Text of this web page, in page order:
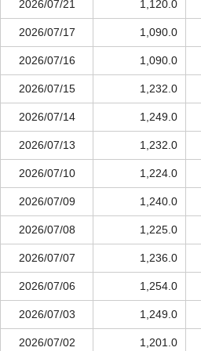
2026/07/21 1,120.0
2026/07/17 1,090.0
2026/07/16 1,090.0
2026/07/15 1,232.0
2026/07/14 1,249.0
2026/07/13 1,232.0
2026/07/10 1,224.0
2026/07/09 1,240.0
2026/07/08 1,225.0
2026/07/07 1,236.0
2026/07/06 1,254.0
2026/07/03 1,249.0
2026/07/02 1,201.0